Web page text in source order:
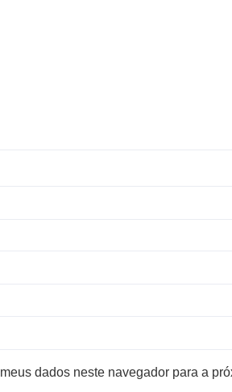
dados neste navegador para a